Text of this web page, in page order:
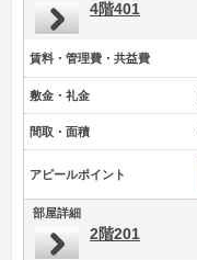
4階401
賃料・管理費・共益費
敷金・礼金
間取・面積
アピールポイント
部屋詳細
2階201